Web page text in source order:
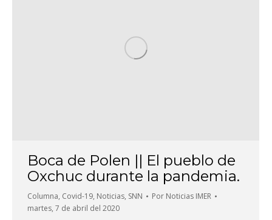
Boca de Polen || El pueblo de
Oxchuc durante la pandemia.
Columna, Covid-19, Noticias, SNN Por Noticias IMER
martes, 7 de abril del 2020